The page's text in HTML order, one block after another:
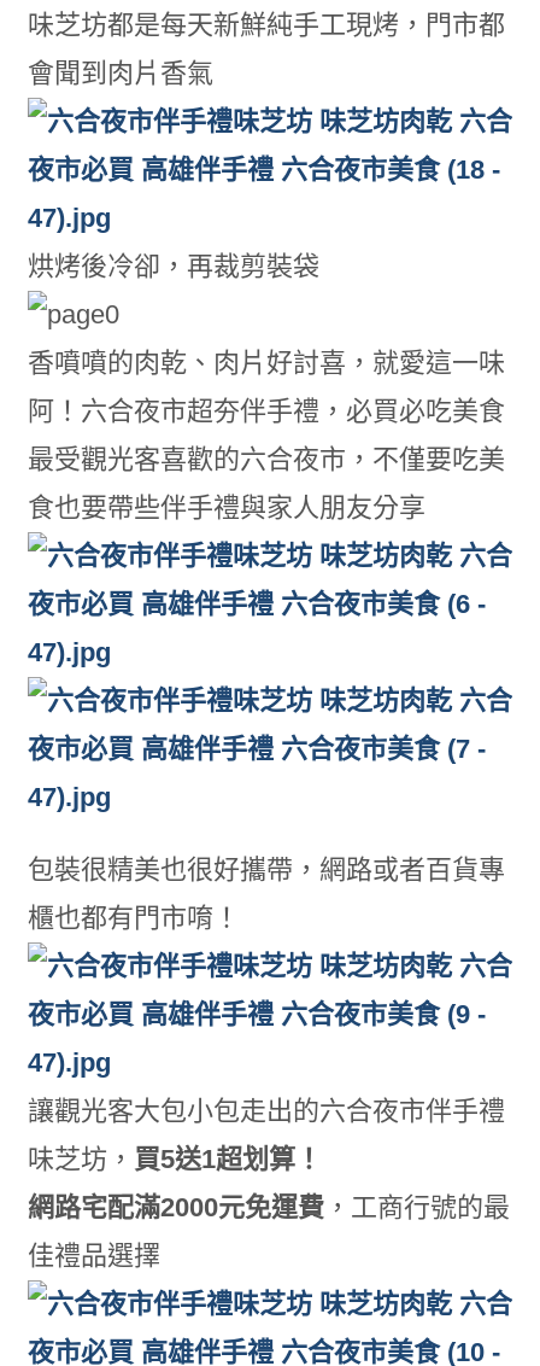
味芝坊都是每天新鮮純手工現烤，門市都
會聞到肉片香氣
烘烤後冷卻，再裁剪裝袋
香噴噴的肉乾、肉片好討喜，就愛這一味
阿！六合夜市超夯伴手禮，必買必吃美食
最受觀光客喜歡的六合夜市，不僅要吃美
食也要帶些伴手禮與家人朋友分享
包裝很精美也很好攜帶，網路或者百貨專
櫃也都有門市唷！
讓觀光客大包小包走出的六合夜市伴手禮
味芝坊， 買5送1超划算！
網路宅配滿2000元免運費，工商行號的最
佳禮品選擇